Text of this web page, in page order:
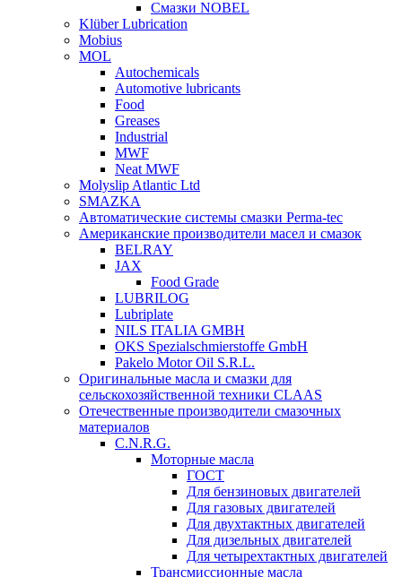
Смазки NOBEL
Klüber Lubrication
Mobius
MOL
Autochemicals
Automotive lubricants
Food
Greases
Industrial
MWF
Neat MWF
Molyslip Atlantic Ltd
SMAZKA
Автоматические системы смазки Perma-tec
Американские производители масел и смазок
BELRAY
JAX
Food Grade
LUBRILOG
Lubriplate
NILS ITALIA GMBH
OKS Spezialschmierstoffe GmbH
Pakelo Motor Oil S.R.L.
Оригинальные масла и смазки для
сельскохозяйственной техники CLAAS
Отечественные производители смазочных
материалов
C.N.R.G.
Моторные масла
ГОСТ
Для бензиновых двигателей
Для газовых двигателей
Для двухтактных двигателей
Для дизельных двигателей
Для четырехтактных двигателей
Трансмиссионные масла